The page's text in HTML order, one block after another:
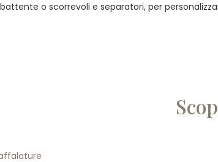
o scorrevoli e separatori, per